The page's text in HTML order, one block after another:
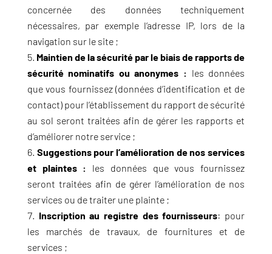
concernée des données techniquement
nécessaires, par exemple l’adresse IP, lors de la
navigation sur le site ;
Maintien de la sécurité par le biais de rapports de
sécurité nominatifs ou anonymes : les données
que vous fournissez (données d’identification et de
contact) pour l’établissement du rapport de sécurité
au sol seront traitées afin de gérer les rapports et
d’améliorer notre service ;
Suggestions pour l’amélioration de nos services
et plaintes :
les données que vous fournissez
seront traitées afin de gérer l’amélioration de nos
services ou de traiter une plainte ;
Inscription au registre des fournisseurs: pour
les marchés de travaux, de fournitures et de
services ;